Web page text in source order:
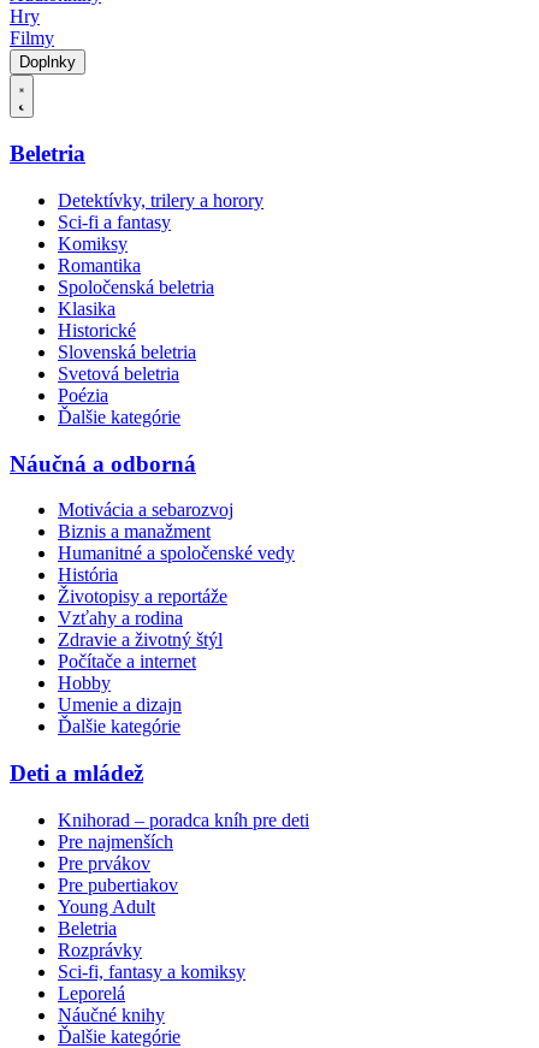
Hry
Filmy
Doplnky
Beletria
Detektívky, trilery a horory
Sci-fi a fantasy
Komiksy
Romantika
Spoločenská beletria
Klasika
Historické
Slovenská beletria
Svetová beletria
Poézia
Ďalšie kategórie
Náučná a odborná
Motivácia a sebarozvoj
Biznis a manažment
Humanitné a spoločenské vedy
História
Životopisy a reportáže
Vzťahy a rodina
Zdravie a životný štýl
Počítače a internet
Hobby
Umenie a dizajn
Ďalšie kategórie
Deti a mládež
Knihorad – poradca kníh pre deti
Pre najmenších
Pre prvákov
Pre pubertiakov
Young Adult
Beletria
Rozprávky
Sci-fi, fantasy a komiksy
Leporelá
Náučné knihy
Ďalšie kategórie